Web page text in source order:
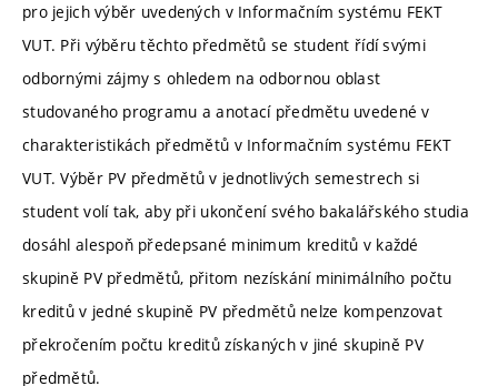
pro jejich výběr uvedených v Informačním systému FEKT
VUT. Při výběru těchto předmětů se student řídí svými
odbornými zájmy s ohledem na odbornou oblast
studovaného programu a anotací předmětu uvedené v
charakteristikách předmětů v Informačním systému FEKT
VUT. Výběr PV předmětů v jednotlivých semestrech si
student volí tak, aby při ukončení svého bakalářského studia
dosáhl alespoň předepsané minimum kreditů v každé
skupině PV předmětů, přitom nezískání minimálního počtu
kreditů v jedné skupině PV předmětů nelze kompenzovat
překročením počtu kreditů získaných v jiné skupině PV
předmětů.